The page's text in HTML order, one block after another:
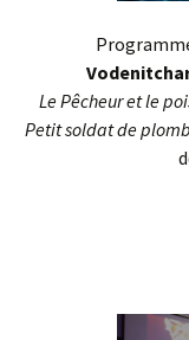
Le Pêcheur et le
Petit soldat de plomb